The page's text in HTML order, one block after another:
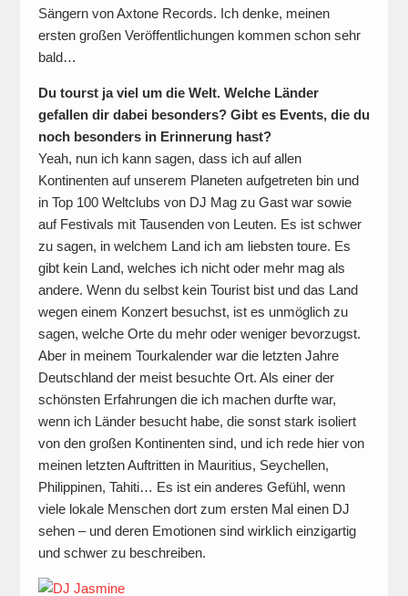
Sängern von Axtone Records. Ich denke, meinen
ersten großen Veröffentlichungen kommen schon sehr
bald…
Du tourst ja viel um die Welt. Welche Länder
gefallen dir dabei besonders? Gibt es Events, die du
noch besonders in Erinnerung hast?
Yeah, nun ich kann sagen, dass ich auf allen
Kontinenten auf unserem Planeten aufgetreten bin und
in Top 100 Weltclubs von DJ Mag zu Gast war sowie
auf Festivals mit Tausenden von Leuten. Es ist schwer
zu sagen, in welchem Land ich am liebsten toure. Es
gibt kein Land, welches ich nicht oder mehr mag als
andere. Wenn du selbst kein Tourist bist und das Land
wegen einem Konzert besuchst, ist es unmöglich zu
sagen, welche Orte du mehr oder weniger bevorzugst.
Aber in meinem Tourkalender war die letzten Jahre
Deutschland der meist besuchte Ort. Als einer der
schönsten Erfahrungen die ich machen durfte war,
wenn ich Länder besucht habe, die sonst stark isoliert
von den großen Kontinenten sind, und ich rede hier von
meinen letzten Auftritten in Mauritius, Seychellen,
Philippinen, Tahiti… Es ist ein anderes Gefühl, wenn
viele lokale Menschen dort zum ersten Mal einen DJ
sehen – und deren Emotionen sind wirklich einzigartig
und schwer zu beschreiben.